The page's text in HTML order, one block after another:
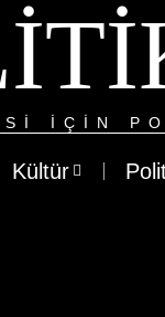
IÇIN
Kültür